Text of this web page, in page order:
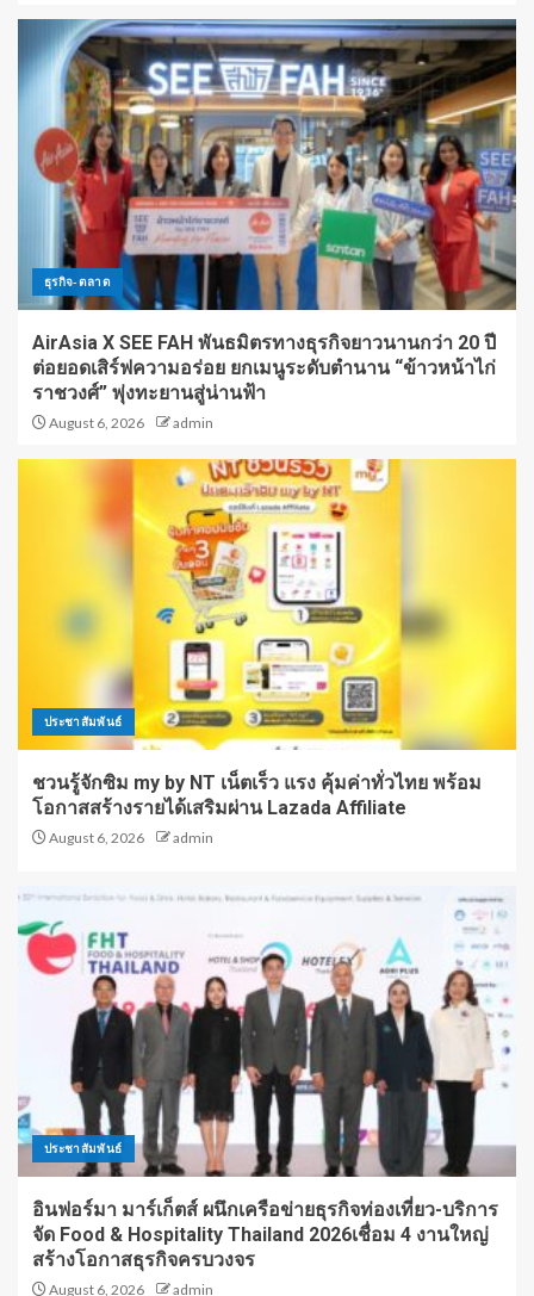
ธุรกิจ-ตลาด
AirAsia X SEE FAH พันธมิตรทางธุรกิจยาวนานกว่า 20 ปี
ต่อยอดเสิร์ฟความอร่อย ยกเมนูระดับตำนาน “ข้าวหน้าไก่
ราชวงศ์” พุ่งทะยานสู่น่านฟ้า
August 6, 2026 admin
ประชาสัมพันธ์
ชวนรู้จักซิม my by NT เน็ตเร็ว แรง คุ้มค่าทั่วไทย พร้อม
โอกาสสร้างรายได้เสริมผ่าน Lazada Affiliate
August 6, 2026 admin
ประชาสัมพันธ์
อินฟอร์มา มาร์เก็ตส์ ผนึกเครือข่ายธุรกิจท่องเที่ยว-บริการ
จัด Food & Hospitality Thailand 2026เชื่อม 4 งานใหญ่
สร้างโอกาสธุรกิจครบวงจร
August 6, 2026 admin